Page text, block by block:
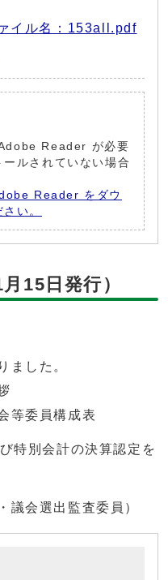
イル名：153all.pdf
Reader が必要
ルされていない場合
Reader をダウ
い。
15日発行）
ました。
等委員構成表
特別会計の決算認定を
議会選出監査委員）